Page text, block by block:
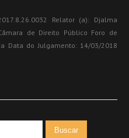
Relator (a): Djalma
de Direito Público Foro de
Data do Julgamento: 14/03/2018